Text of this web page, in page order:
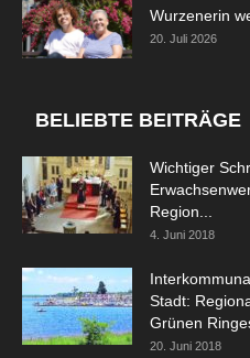
Wurzenerin
20. Juli 2026
BELIEBTE BEITRÄGE
Wichtiger
Region...
4. Juni 2018
Stadt:
Grünen
20. Juni 2018